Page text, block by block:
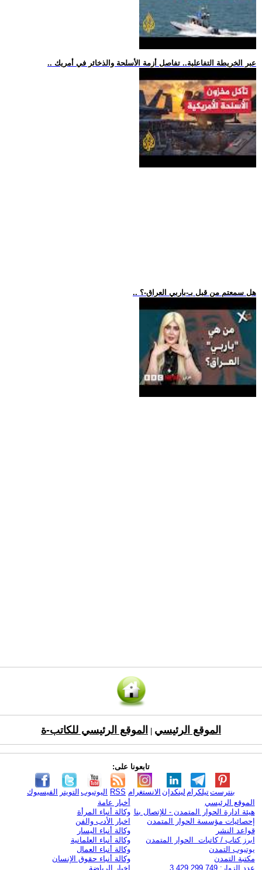
.. عبر الخريطة التفاعلية.. تفاصل أزمة الأسلحة والذخائر في أمريك
.. هل سمعتم من قبل بـ-باربي العراق-؟
الموقع الرئيسي الموقع الرئيسي للكاتب-ة
تابعونا على:
الفيسبوك التويتر اليوتيوب RSS الانستغرام لينكدإن تيلكرامبنترست
الموقع الرئيسي
هيئة ادارة الحوار المتمدن - للإتصال بنا
إحصائيات مؤسسة الحوار المتمدن
قواعد النشر
ابرز كتاب / كاتبات الحوار المتمدن
يوتيوب التمدن
مكتبة التمدن
عدد الزوار: 3,429,299,749
أخبار عامة
وكالة أنباء المرأة
اخبار الأدب والفن
وكالة أنباء اليسار
وكالة أنباء العلمانية
وكالة أنباء العمال
وكالة أنباء حقوق الإنسان
اخبار الرياضة